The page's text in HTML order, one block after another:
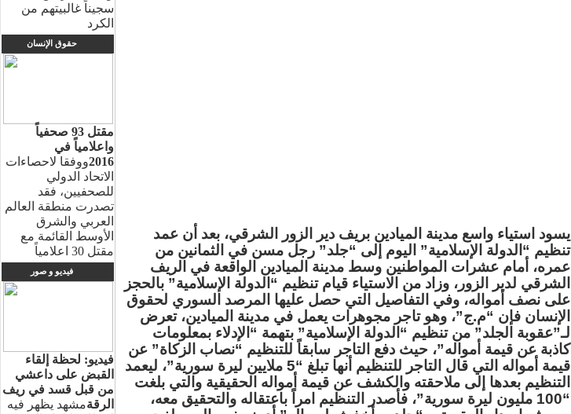
سجيناً غالبيتهم من
الكرد
حقوق الإنسان
مقتل 93 صحفياً
واعلامياً في
2016ووفقا لاحصاءات
الاتحاد الدولي
للصحفيين، فقد
تصدرت منطقة العالم
العربي والشرق
الأوسط القائمة مع
مقتل 30 اعلامياً
فيديو و صور
فيديو: لحظة إلقاء
القبض على داعشي
من قبل قسد في ريف
الرقةمشهد يظهر فيه
يسود استياء واسع مدينة الميادين بريف دير الزور الشرقي، بعد أن عمد
تنظيم “الدولة الإسلامية” اليوم إلى “جلد” رجل مسن في الثمانين من
عمره، أمام عشرات المواطنين وسط مدينة الميادين الواقعة في الريف
الشرقي لدير الزور، وزاد من الاستياء قيام تنظيم “الدولة الإسلامية” بالحجز
على نصف أمواله، وفي التفاصيل التي حصل عليها المرصد السوري لحقوق
الإنسان فإن “م.ج”، وهو تاجر مجوهرات يعمل في مدينة الميادين، تعرض
لـ”عقوبة الجلد” من تنظيم “الدولة الإسلامية” بتهمة “الإدلاء بمعلومات
كاذبة عن قيمة أمواله”، حيث دفع التاجر سابقاً للتنظيم “نصاب الزكاة” عن
قيمة أمواله التي قال التاجر للتنظيم أنها تبلغ “5 ملايين ليرة سورية”، ليعمد
التنظيم بعدها إلى ملاحقته والكشف عن قيمة أمواله الحقيقية والتي بلغت
“100 مليون ليرة سورية”، فأصدر التنظيم امراً باعتقاله والتحقيق معه،